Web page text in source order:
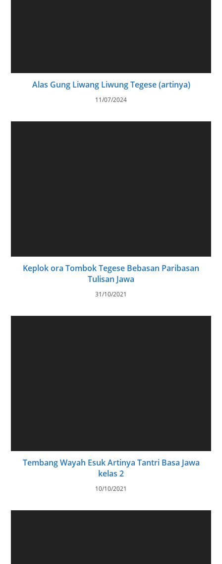
Alas Gung Liwang Liwung Tegese (artinya)
11/07/2024
Keplok ora Tombok Tegese Bebasan Paribasan
Tulisan Jawa
31/10/2021
Tembang Wayah Esuk Artinya Tantri Basa Jawa
kelas 2
10/10/2021